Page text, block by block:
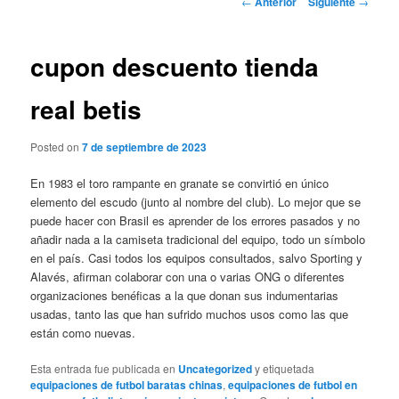
cupon descuento tienda
real betis
Posted on7 de septiembre de 2023
En 1983 el toro rampante en granate se convirtió en único
elemento del escudo (junto al nombre del club). Lo mejor que se
puede hacer con Brasil es aprender de los errores pasados y no
añadir nada a la camiseta tradicional del equipo, todo un símbolo
en el país. Casi todos los equipos consultados, salvo Sporting y
Alavés, afirman colaborar con una o varias ONG o diferentes
organizaciones benéficas a la que donan sus indumentarias
usadas, tanto las que han sufrido muchos usos como las que
están como nuevas.
Esta entrada fue publicada en Uncategorizedy etiquetada
equipaciones de futbol baratas chinas,equipaciones de futbol en